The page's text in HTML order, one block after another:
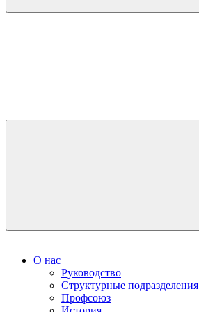
О нас
Руководство
Структурные подразделения
Профсоюз